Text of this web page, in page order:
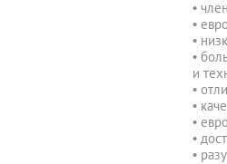
•
•
•
•
и
•
•
•
•
•